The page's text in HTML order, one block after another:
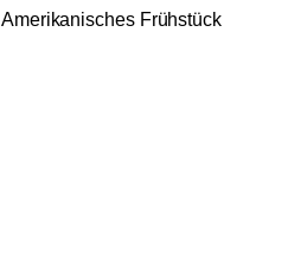
Amerikanisches Frühstück